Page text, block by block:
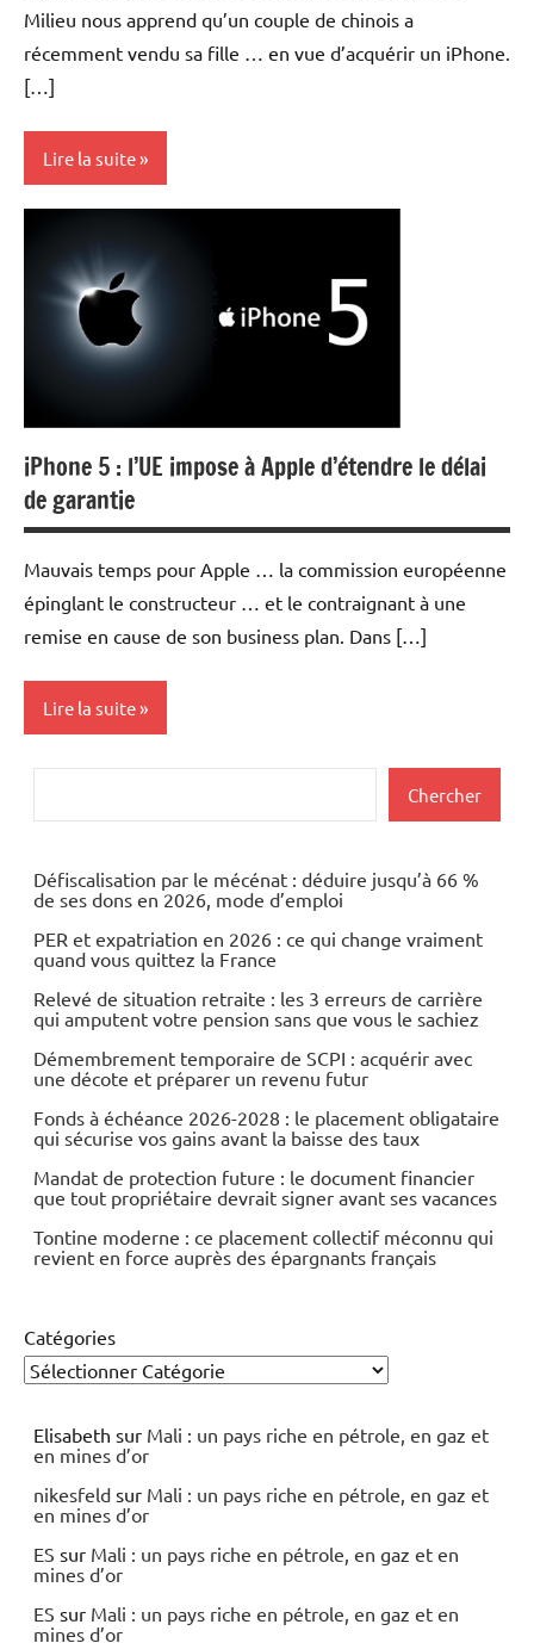
Milieu nous apprend qu’un couple de chinois a
récemment vendu sa fille … en vue d’acquérir un iPhone.
[…]
Lire la suite
Economie
iPhone 5 : l’UE impose à Apple d’étendre le délai
de garantie
Mauvais temps pour Apple … la commission européenne
épinglant le constructeur … et le contraignant à une
remise en cause de son business plan. Dans […]
Lire la suite
Telecom /
Valeurs
Web/Tech
Chercher
Défiscalisation par le mécénat : déduire jusqu’à 66 %
de ses dons en 2026, mode d’emploi
PER et expatriation en 2026 : ce qui change vraiment
quand vous quittez la France
Relevé de situation retraite : les 3 erreurs de carrière
qui amputent votre pension sans que vous le sachiez
Démembrement temporaire de SCPI : acquérir avec
une décote et préparer un revenu futur
Fonds à échéance 2026-2028 : le placement obligataire
qui sécurise vos gains avant la baisse des taux
Mandat de protection future : le document financier
que tout propriétaire devrait signer avant ses vacances
Tontine moderne : ce placement collectif méconnu qui
revient en force auprès des épargnants français
Catégories
Elisabeth sur Mali : un pays riche en pétrole, en gaz et
en mines d’or
nikesfeld sur Mali : un pays riche en pétrole, en gaz et
en mines d’or
ES sur Mali : un pays riche en pétrole, en gaz et en
mines d’or
ES sur Mali : un pays riche en pétrole, en gaz et en
mines d’or